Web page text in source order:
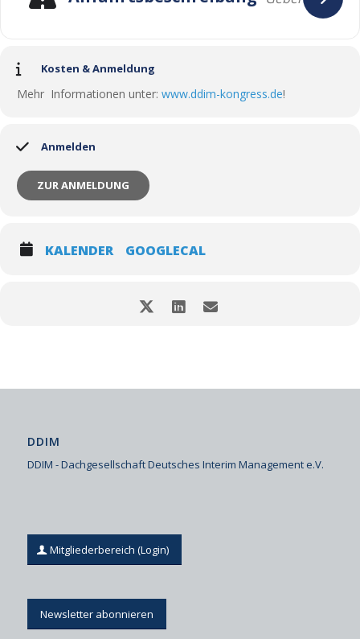
Kosten & Anmeldung
Mehr Informationen unter: www.ddim-kongress.de!
Anmelden
ZUR ANMELDUNG
KALENDER GOOGLECAL
DDIM
DDIM - Dachgesellschaft Deutsches Interim Management e.V.
Mitgliederbereich (Login)
Newsletter abonnieren